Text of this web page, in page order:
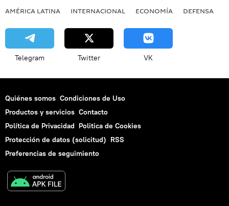
AMÉRICA LATINA INTERNACIONAL ECONOMÍA DEFENSA
Telegram Twitter VK
Quiénes somos Condiciones de Uso
Productos y servicios Contacto
Política de Privacidad Politica de Cookies
Protección de datos (solicitud) RSS
Preferencias de seguimiento